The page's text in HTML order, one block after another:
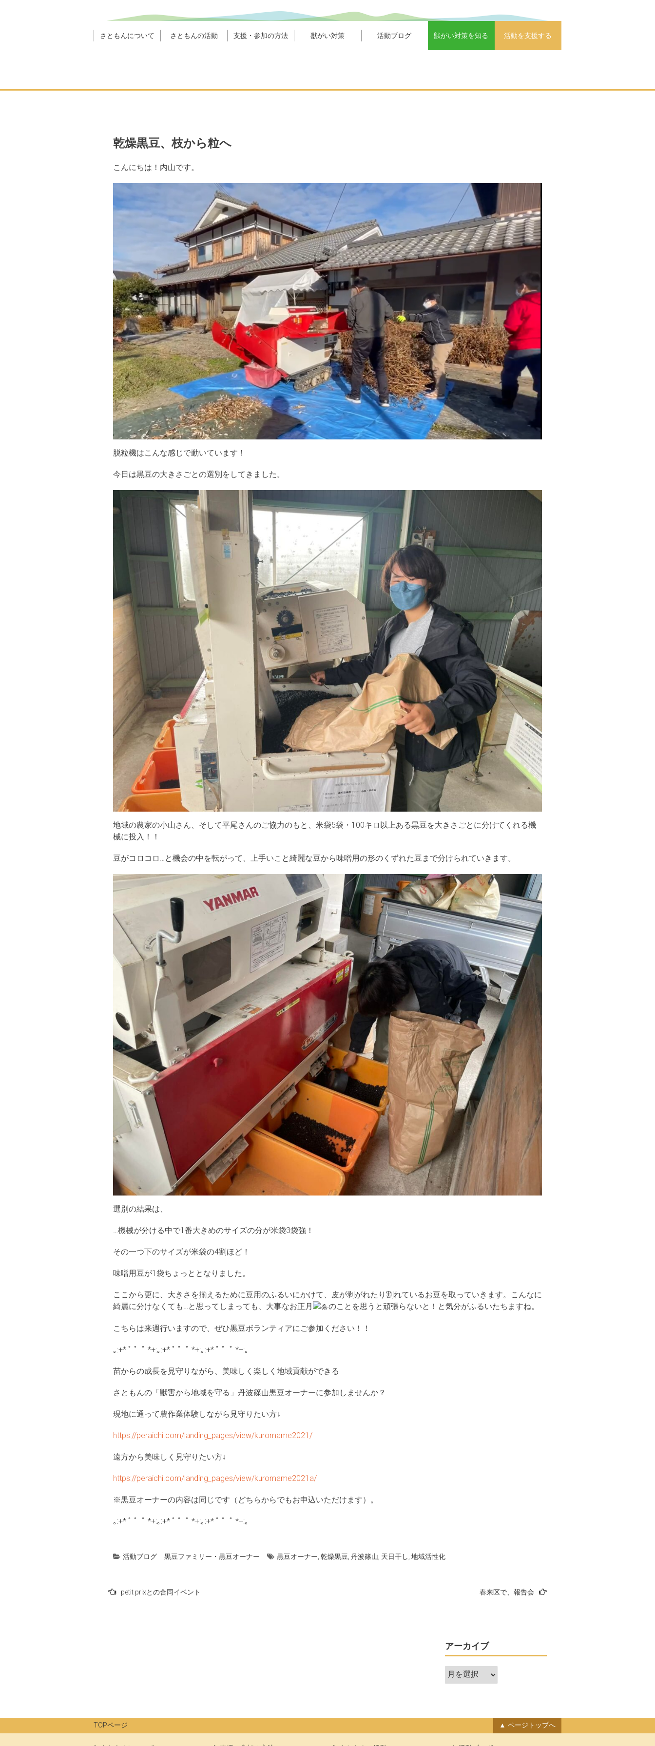
さともんについて さともんの活動 支援・参加の方法 獣がい対策 活動ブログ 獣がい対策を知る 活動を支援する
乾燥黒豆、枝から粒へ
こんにちは！内山です。
脱粒機はこんな感じで動いています！
今日は黒豆の大きさごとの選別をしてきました。
地域の農家の小山さん、そして平尾さんのご協力のもと、米袋5袋・100キロ以上ある黒豆を大きさごとに分けてくれる機
械に投入！！
豆がコロコロ…と機会の中を転がって、上手いこと綺麗な豆から味噌用の形のくずれた豆まで分けられていきます。
選別の結果は、
…機械が分ける中で1番大きめのサイズの分が米袋3袋強！
その一つ下のサイズが米袋の4割ほど！
味噌用豆が1袋ちょっととなりました。
ここから更に、大きさを揃えるために豆用のふるいにかけて、皮が剥がれたり割れているお豆を取っていきます。こんなに
綺麗に分けなくても…と思ってしまっても、大事なお正月
のことを思うと頑張らないと！と気分がふるいたちますね。
こちらは来週行いますので、ぜひ黒豆ボランティアにご参加ください！！
｡:+* ﾟ ゜ﾟ *+:｡:+* ﾟ ゜ﾟ *+:｡:+* ﾟ ゜ﾟ *+:｡
苗からの成長を見守りながら、美味しく楽しく地域貢献ができる
さともんの「獣害から地域を守る」丹波篠山黒豆オーナーに参加しませんか？
現地に通って農作業体験しながら見守りたい方↓
https://peraichi.com/landing_pages/view/kuromame2021/
遠方から美味しく見守りたい方↓
https://peraichi.com/landing_pages/view/kuromame2021a/
※黒豆オーナーの内容は同じです（どちらからでもお申込いただけます）。
｡:+* ﾟ ゜ﾟ *+:｡:+* ﾟ ゜ﾟ *+:｡:+* ﾟ ゜ﾟ *+:｡
活動ブログ 黒豆ファミリー・黒豆オーナー 黒豆オーナー 乾燥黒豆 丹波篠山 天日干し 地域活性化
ン
petit prixとの合同イベント 春来区で、報告会
アーカイブ
ア
ー
ブ
TOPページ ページトップへ